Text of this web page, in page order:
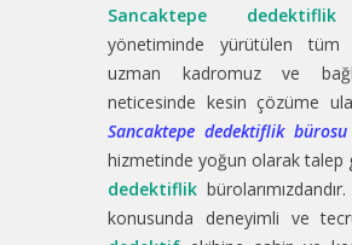
Sancaktepe
yönetiminde yürütülen tüm
uzman kadromuz ve
neticesinde kesin çözüme
Sancaktepe dedektiflik bürosu
hizmetinde yoğun olarak talep
dedektiflik bürolarımızdandır.
konusunda deneyimli ve